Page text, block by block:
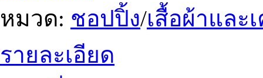
หมวด: ชอปปิ้ง/เสื้อผ้าและ
รายละเอียด